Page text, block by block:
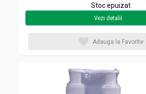
Stoc epuizat
Vezi detalii
Adauga la Favorite